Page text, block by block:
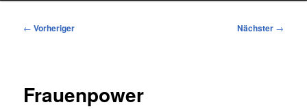
Beitragsnavigation
← Vorheriger Nächster →
Frauenpower